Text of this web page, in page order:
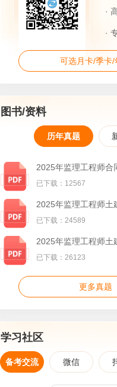
·
·
可选月卡/季卡/
图书/资料
历年真题
2025年监理工程师合
已下载：12567
2025年监理工程师土
已下载：24589
2025年监理工程师土
已下载：26123
更多真题
学习社区
备考交流 微信